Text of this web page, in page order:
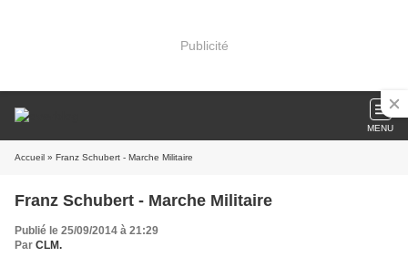
Publicité
MENU
Accueil » Franz Schubert - Marche Militaire
Franz Schubert - Marche Militaire
Publié le 25/09/2014 à 21:29
Par CLM.